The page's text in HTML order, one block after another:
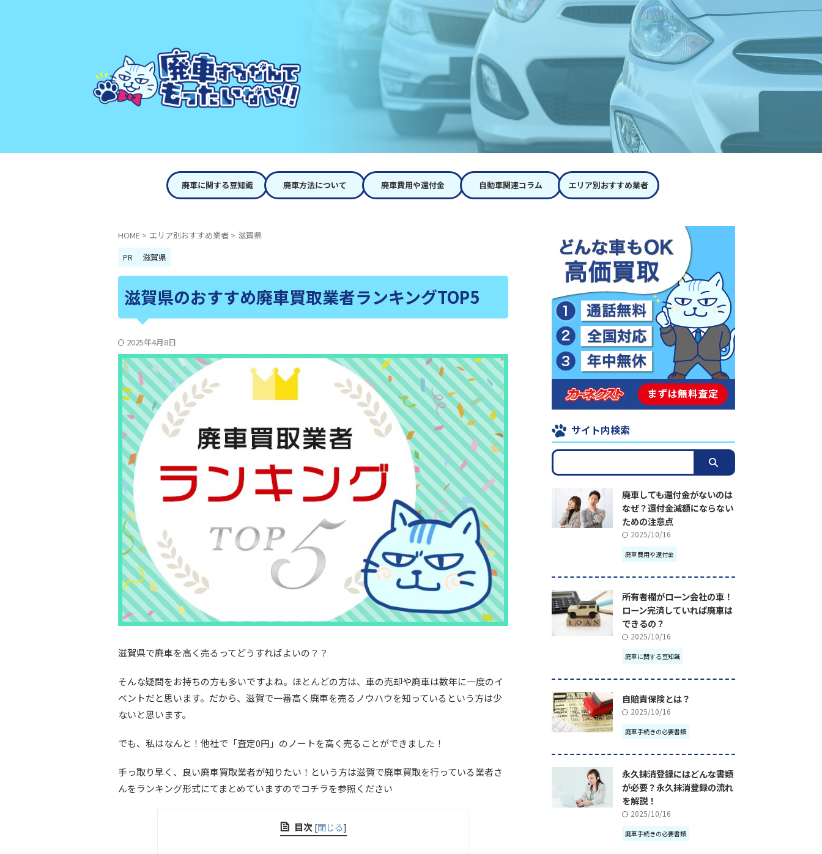
廃車に関する豆知識 廃車方法について 廃車費用や還付金 自動車関連コラム エリア別おすすめ業者
HOME > エリア別おすすめ業者 > 滋賀県
PR
滋賀県
滋賀県のおすすめ廃車買取業者ランキングTOP5
2025年4月8日
滋賀県で廃車を高く売るってどうすればよいの？？
そんな疑問をお持ちの方も多いですよね。ほとんどの方は、車の売却や廃車は数年に一度のイ
ベントだと思います。だから、滋賀で一番高く廃車を売るノウハウを知っているという方は少
ないと思います。
でも、私はなんと！他社で「査定0円」のノートを高く売ることができました！
手っ取り早く、良い廃車買取業者が知りたい！という方は滋賀で廃車買取を行っている業者さ
んをランキング形式にてまとめていますのでコチラを参照ください
目次 [閉じる]
サイト内検索
廃車しても還付金がないのは
なぜ？還付金減額にならない
ための注意点
2025/10/16
廃車費用や還付金
所有者欄がローン会社の車！
ローン完済していれば廃車は
できるの？
2025/10/16
廃車に関する豆知識
自賠責保険とは？
2025/10/16
廃車手続きの必要書類
永久抹消登録にはどんな書類
が必要？永久抹消登録の流れ
を解説！
2025/10/16
廃車手続きの必要書類